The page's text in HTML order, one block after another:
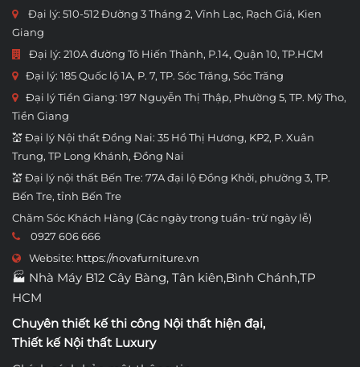
Đại lý: 510-512 Đường 3 Tháng 2, Vĩnh Lạc, Rạch Giá, Kien
Giang
Đại lý: 210A đường Tô Hiến Thành, P.14, Quận 10, TP.HCM
Đại lý: 185 Quốc lộ 1A, P. 7, TP. Sóc Trăng, Sóc Trăng
Đại lý Tiền Giang: 197 Nguyễn Thị Thập, Phường 5, TP. Mỹ Tho,
Tiền Giang
💒 Đại lý Nội thất Đồng Nai: 35 Hồ Thị Hương, KP2, P. Xuân
Trung, TP Long Khánh, Đồng Nai
💒 Đại lý nội thất Bến Tre: 77A đại lộ Đồng Khởi, phường 3, TP.
Bến Tre, tỉnh Bến Tre
Chăm Sóc Khách Hàng (Các ngày trong tuần- trừ ngày lễ)
0927 606 666
Website: https://novafurniture.vn
🏭 Nhà Máy B12 Cây Bàng, Tân kiên,Bình Chánh,TP
HCM
Chuyên thiết kế thi công Nội thất hiện đại,
Thiết kế Nội thất Luxury